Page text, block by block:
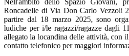
Roncadelle di Via Don Carlo Vezzoli
partire dal 18 marzo 2025, sono
ludiche per i/le ragazzi/ragazze dagli
allegato la locandina delle attività, con
contatto telefonico per maggiori